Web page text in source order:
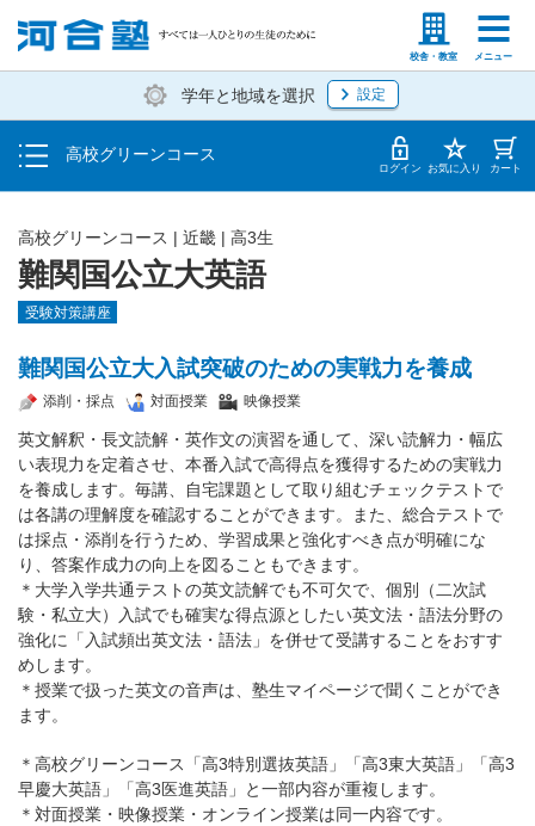
校舎・教室 メニュー
塾生の方 高等学校の先生
学年と地域を選択 設定
高校グリーンコース
学費の仕組み・支払方法
受講開始までの流れ
校舎・教室一覧 ログイン お気に入り カート
高校グリーンコース | 近畿 | 高3生
難関国公立大英語
受験対策講座
難関国公立大入試突破のための実戦力を養成
添削・採点 対面授業 映像授業
英文解釈・長文読解・英作文の演習を通して、深い読解力・幅広
い表現力を定着させ、本番入試で高得点を獲得するための実戦力
を養成します。毎講、自宅課題として取り組むチェックテストで
は各講の理解度を確認することができます。また、総合テストで
は採点・添削を行うため、学習成果と強化すべき点が明確にな
り、答案作成力の向上を図ることもできます。
＊大学入学共通テストの英文読解でも不可欠で、個別（二次試
験・私立大）入試でも確実な得点源としたい英文法・語法分野の
強化に「入試頻出英文法・語法」を併せて受講することをおすす
めします。
＊授業で扱った英文の音声は、塾生マイページで聞くことができ
ます。
＊高校グリーンコース「高3特別選抜英語」「高3東大英語」「高3
早慶大英語」「高3医進英語」と一部内容が重複します。
＊対面授業・映像授業・オンライン授業は同一内容です。